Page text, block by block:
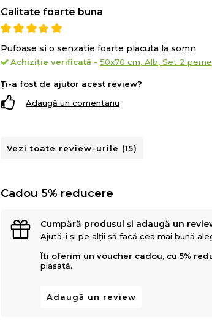
Calitate foarte buna
Pufoase si o senzatie foarte placuta la somn
Achiziție verificată -50x70 cm, Alb, Set 2 perne
Ți-a fost de ajutor acest review?
Adaugă un comentariu
Vezi toate review-urile (15)
Cadou 5% reducere
Cumpără produsul și adaugă un
Ajută-i și pe alții să facă cea mai bună
Îți oferim un voucher cadou, cu 5%
plasată.
Adaugă un review